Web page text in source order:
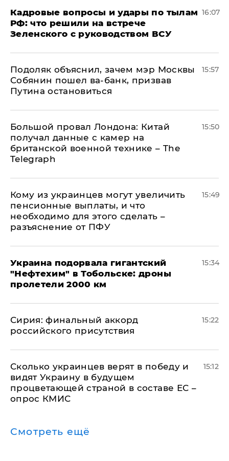
Кадровые вопросы и удары по тылам
РФ: что решили на встрече
Зеленского с руководством ВСУ
16:07
Подоляк объяснил, зачем мэр Москвы
Собянин пошел ва-банк, призвав
Путина остановиться
15:57
Большой провал Лондона: Китай
получал данные с камер на
британской военной технике – The
Telegraph
15:50
Кому из украинцев могут увеличить
пенсионные выплаты, и что
необходимо для этого сделать –
разъяснение от ПФУ
15:49
Украина подорвала гигантский
"Нефтехим" в Тобольске: дроны
пролетели 2000 км
15:34
​Сирия: финальный аккорд
российского присутствия
15:22
Сколько украинцев верят в победу и
видят Украину в будущем
процветающей страной в составе ЕС –
опрос КМИС
15:12
Смотреть ещё